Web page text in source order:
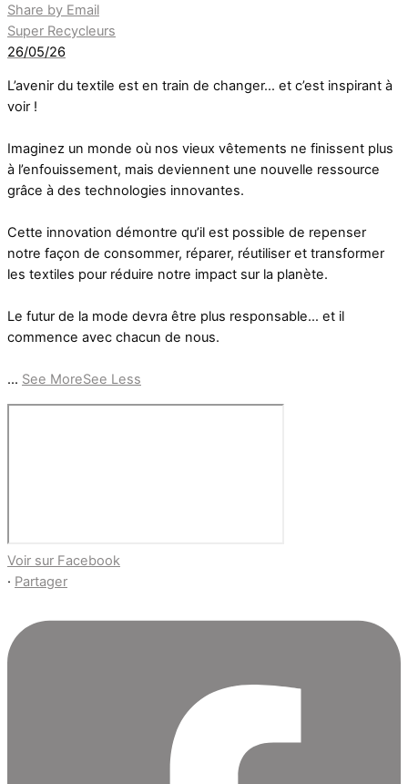
Share by Email
Super Recycleurs
26/05/26
L’avenir du textile est en train de changer… et c’est inspirant à
voir !
Imaginez un monde où nos vieux vêtements ne finissent plus
à l’enfouissement, mais deviennent une nouvelle ressource
grâce à des technologies innovantes.
Cette innovation démontre qu’il est possible de repenser
notre façon de consommer, réparer, réutiliser et transformer
les textiles pour réduire notre impact sur la planète.
Le futur de la mode devra être plus responsable… et il
commence avec chacun de nous.
... See MoreSee Less
Voir sur Facebook
· Partager